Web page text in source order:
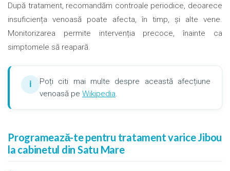
După tratament, recomandăm controale periodice, deoarece
insuficiența venoasă poate afecta, în timp, și alte vene.
Monitorizarea permite intervenția precoce, înainte ca
simptomele să reapară.
ℹ
Poți citi mai multe despre această afecțiune
venoasă pe Wikipedia.
Programează-te pentru tratament varice Jibou
la cabinetul din Satu Mare